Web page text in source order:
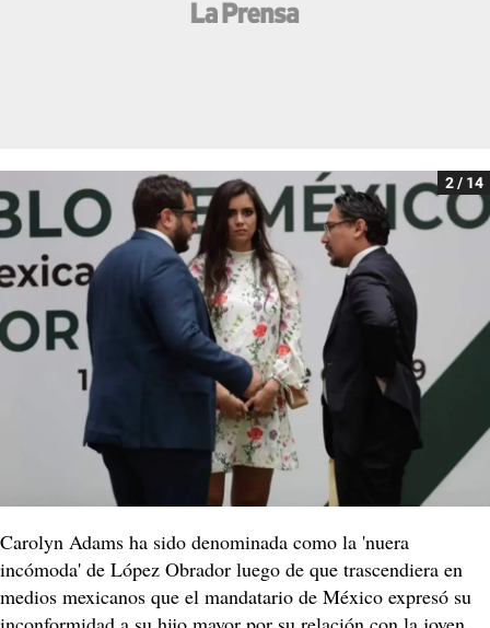
2 / 14
Carolyn Adams ha sido denominada como la 'nuera
incómoda' de López Obrador luego de que trascendiera en
medios mexicanos que el mandatario de México expresó su